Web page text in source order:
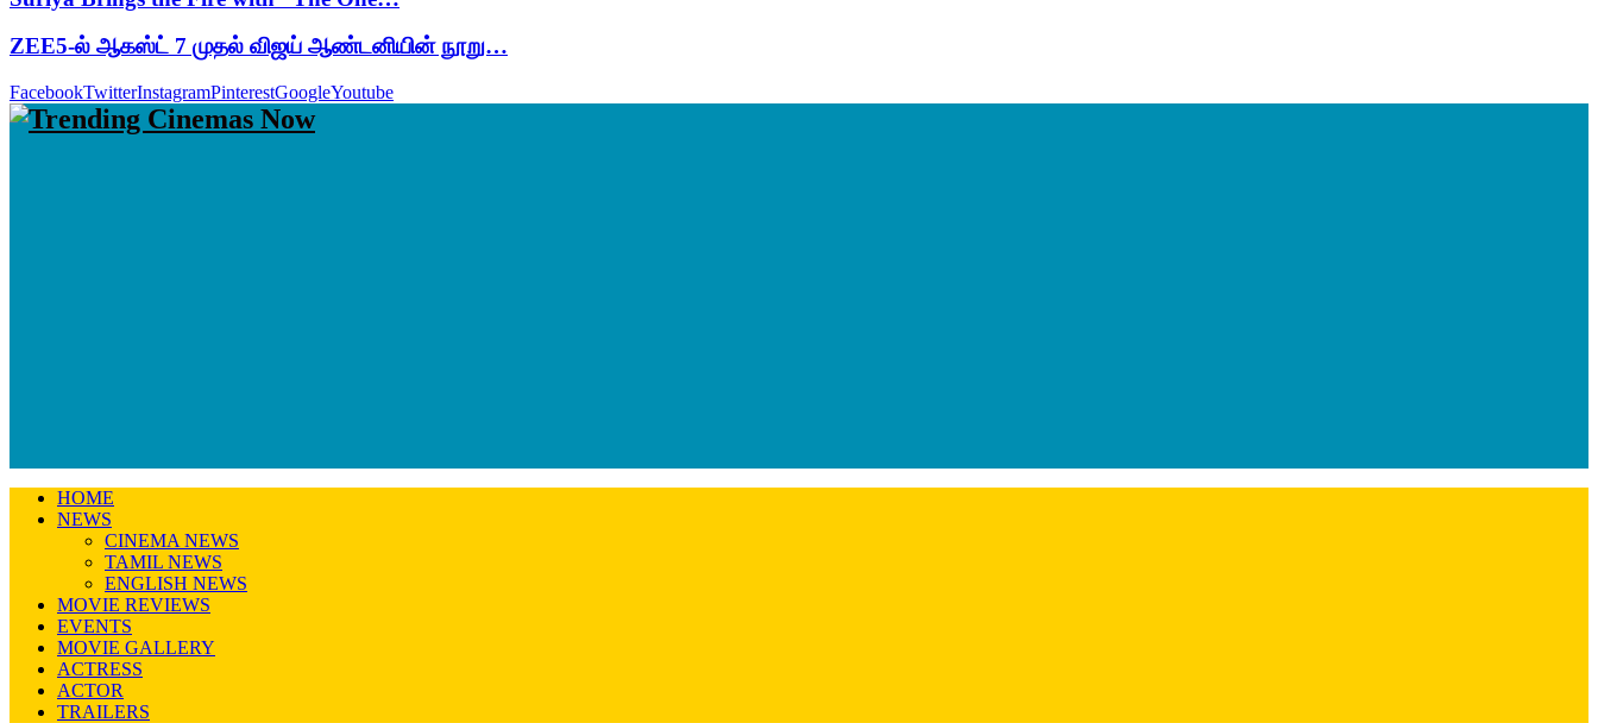
ZEE5-ல் ஆகஸ்ட் 7 முதல் விஜய் ஆண்டனியின் நூறு…
FacebookTwitterInstagramPinterestGoogleYoutube
HOME
NEWS
CINEMA NEWS
TAMIL NEWS
ENGLISH NEWS
MOVIE REVIEWS
EVENTS
MOVIE GALLERY
ACTRESS
ACTOR
TRAILERS